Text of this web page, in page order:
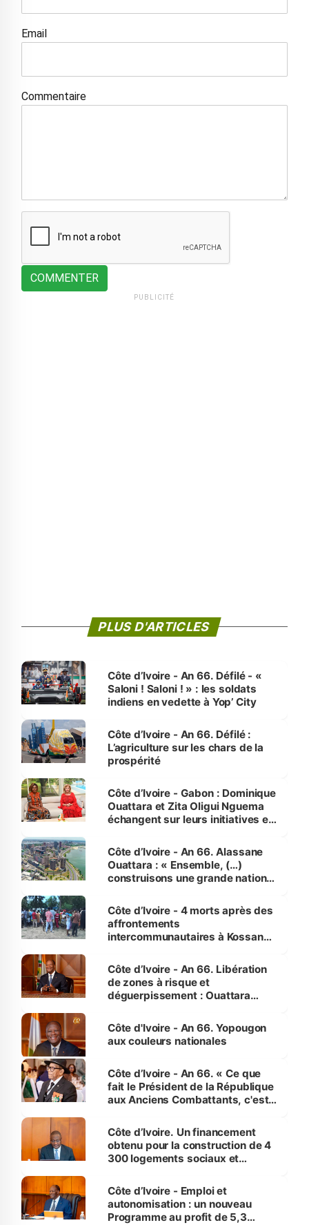
Email
Commentaire
COMMENTER
PUBLICITÉ
PLUS D'ARTICLES
Côte d’Ivoire - An 66. Défilé - «
Saloni ! Saloni ! » : les soldats
indiens en vedette à Yop’ City
Côte d’Ivoire - An 66. Défilé :
L’agriculture sur les chars de la
prospérité
Côte d’Ivoire - Gabon : Dominique
Ouattara et Zita Oligui Nguema
échangent sur leurs initiatives en
enfants
Côte d’Ivoire - An 66. Alassane
Ouattara : « Ensemble, (…)
construisons une grande nation
générations futures »
Côte d’Ivoire - 4 morts après des
affrontements
intercommunautaires à Kossandji
milieu des sinistrés
Côte d’Ivoire - An 66. Libération
de zones à risque et
déguerpissement : Ouattara
l'Etat de droit pour préserver les
vies humaines »
Côte d'Ivoire - An 66. Yopougon
aux couleurs nationales
Côte d’Ivoire - An 66. « Ce que
fait le Président de la République
aux Anciens Combattants, c'est
Côte d’Ivoire. Un financement
obtenu pour la construction de 4
300 logements sociaux et
et Yamoussoukro
Côte d’Ivoire - Emploi et
autonomisation : un nouveau
Programme au profit de 5,3